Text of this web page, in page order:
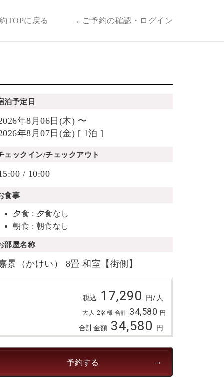
TOPに戻る → ご予約の確認・ログイン
泊予定日
年8月06日(木) 〜
年8月07日(金) [ 1泊 ]
ェックイン/チェックアウト
/ 10:00
食事
夕食 : 夕食なし
朝食 : 朝食なし
部屋名称
景（かけい） 8畳 和室【街側】
税込 17,290 円/人
大人 2名様 合計 34,580 円
合計金額 34,580 円
予約する